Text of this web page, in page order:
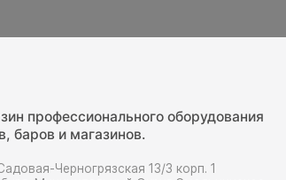
профессионального оборудования
баров и магазинов.
Черногрязская 13/3 корп. 1